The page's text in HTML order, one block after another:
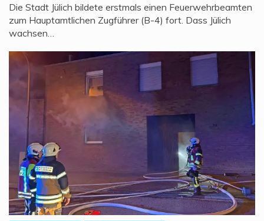
Die Stadt Jülich bildete erstmals einen Feuerwehrbeamten
zum Hauptamtlichen Zugführer (B-4) fort. Dass Jülich
wachsen…